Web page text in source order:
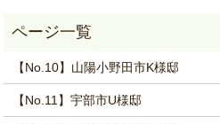
【No.10】山陽小野田市K様邸
【No.11】宇部市U様邸